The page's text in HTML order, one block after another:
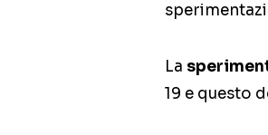
La
19 e questo